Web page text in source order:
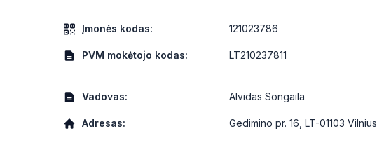
Įmonės kodas: 121023786
PVM mokėtojo kodas: LT210237811
Vadovas: Alvidas Songaila
Adresas: Gedimino pr. 16, LT-01103 Vilnius